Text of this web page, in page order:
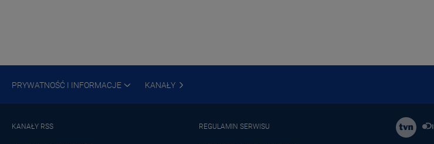
PRYWATNOŚĆ I INFORMACJE KANAŁY
KANAŁY RSS REGULAMIN SERWISU